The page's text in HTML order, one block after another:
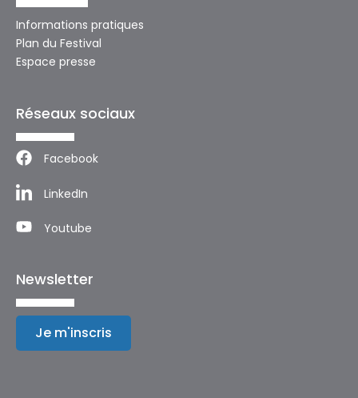
Informations pratiques
Plan du Festival
Espace presse
Réseaux sociaux
Facebook
LinkedIn
Youtube
Newsletter
Je m'inscris